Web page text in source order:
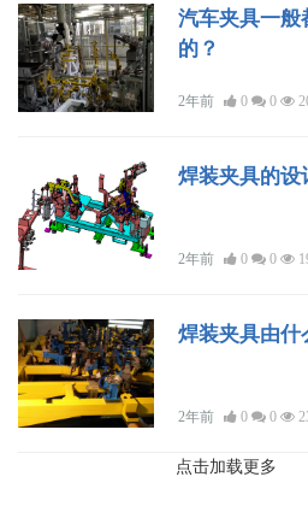
汽车夹具一般
的？
2年前 0 0
焊装夹具的设
2年前 0 0
焊装夹具由什
2年前 0 0
点击加载更多